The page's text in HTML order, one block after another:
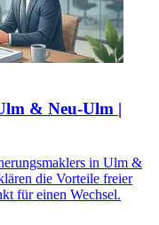
& Neu-Ulm |
in Ulm &
die Vorteile freier
für einen Wechsel.